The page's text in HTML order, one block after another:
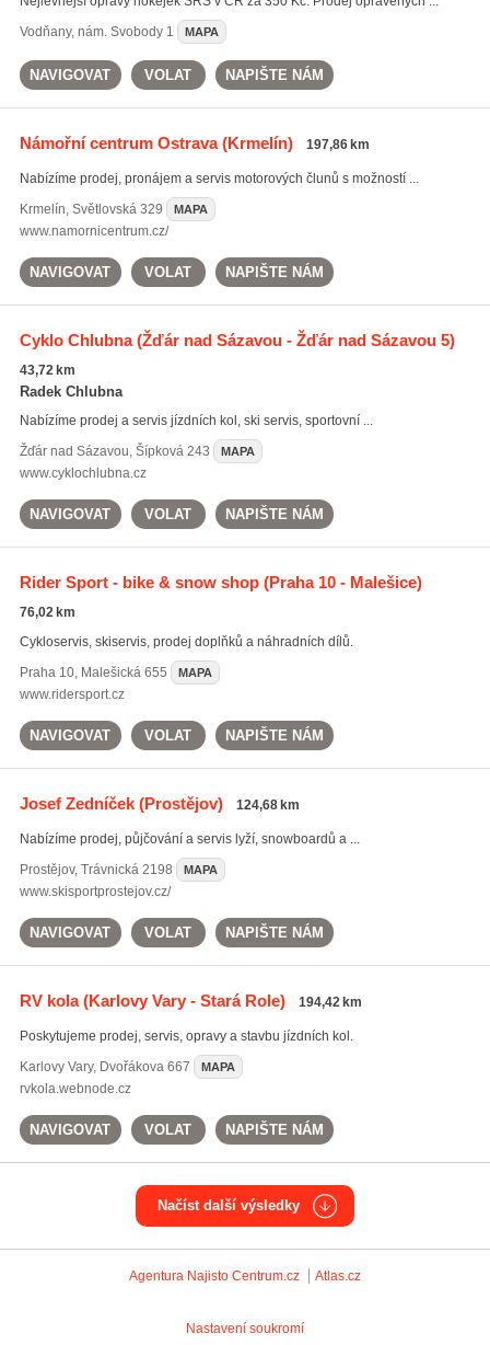
Vodňany, nám. Svobody 1 MAPA
NAVIGOVAT VOLAT NAPIŠTE NÁM
Námořní centrum Ostrava(Krmelín) 197,86 km
Nabízíme prodej, pronájem a servis motorových člunů s možností ...
Krmelín, Světlovská 329 MAPA
www.namornicentrum.cz/
NAVIGOVAT VOLAT NAPIŠTE NÁM
Cyklo Chlubna(Žďár nad Sázavou - Žďár nad Sázavou 5)
43,72 km
Radek Chlubna
Nabízíme prodej a servis jízdních kol, ski servis, sportovní ...
Žďár nad Sázavou, Šípková 243 MAPA
www.cyklochlubna.cz
NAVIGOVAT VOLAT NAPIŠTE NÁM
Rider Sport - bike & snow shop(Praha 10 - Malešice)
76,02 km
Cykloservis, skiservis, prodej doplňků a náhradních dílů.
Praha 10, Malešická 655 MAPA
www.ridersport.cz
NAVIGOVAT VOLAT NAPIŠTE NÁM
Josef Zedníček(Prostějov) 124,68 km
Nabízíme prodej, půjčování a servis lyží, snowboardů a ...
Prostějov, Trávnická 2198 MAPA
www.skisportprostejov.cz/
NAVIGOVAT VOLAT NAPIŠTE NÁM
RV kola(Karlovy Vary - Stará Role) 194,42 km
Poskytujeme prodej, servis, opravy a stavbu jízdních kol.
Karlovy Vary, Dvořákova 667 MAPA
rvkola.webnode.cz
NAVIGOVAT VOLAT NAPIŠTE NÁM
Načíst další výsledky
Agentura Najisto Centrum.cz Atlas.cz
Nastavení soukromí